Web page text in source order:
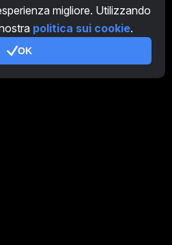
migliore. Utilizzando
politica sui cookie.
OK